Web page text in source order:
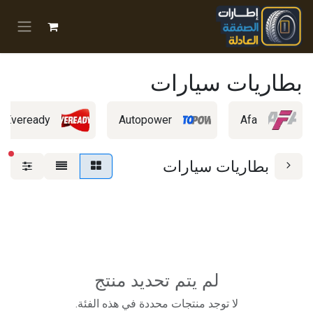
تخطي للذهاب إلى المحتوى
بطاريات سيارات
Afa
Autopower
Eveready
بطاريات سيارات
لم يتم تحديد منتج
لا توجد منتجات محددة في هذه الفئة.